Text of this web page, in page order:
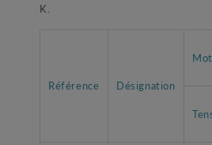
K.
Référence Désignation